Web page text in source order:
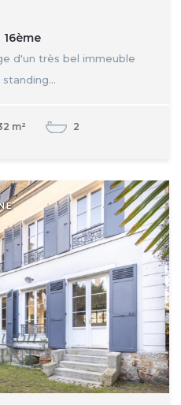
d'un très bel immeuble
m² 2